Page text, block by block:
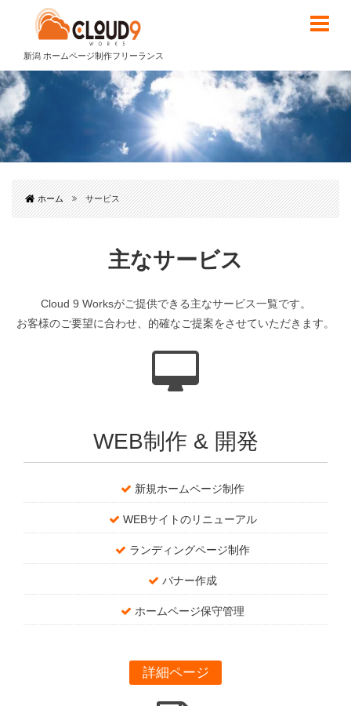
新潟 ホームページ制作フリーランス
ホーム サービス
主なサービス
Cloud 9 Worksがご提供できる主なサービス一覧です。
お客様のご要望に合わせ、的確なご提案をさせていただきます。
WEB制作 & 開発
新規ホームページ制作
WEBサイトのリニューアル
ランディングページ制作
バナー作成
ホームページ保守管理
詳細ページ